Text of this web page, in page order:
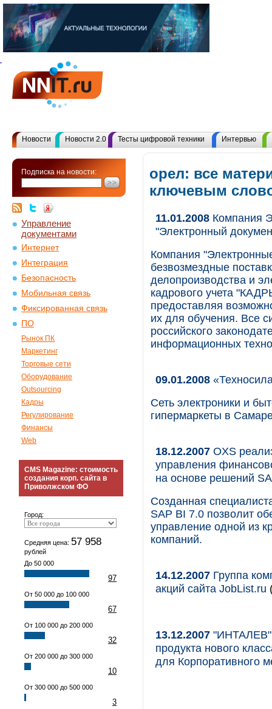
Новости Новости 2.0 Тесты цифровой техники Интервью
Подписка на новости:
Управление
документами
Интернет
Интеграция
Безопасность
Мобильная связь
Фиксированная связь
ПО
Рынок ПК
Маркетинг
Торговые сети
Оборудование
Outsourcing
Кадры
Регулирование
Финансы
Web
CMS Magazine: стоимость
создания корп. сайта в
Приволжском ФО
Город:
Средняя цена: 57 958
рублей
До 50 000
97
От 50 000 до 100 000
67
От 100 000 до 200 000
32
От 200 000 до 300 000
10
От 300 000 до 500 000
3
орел: все
ключевым
11.01.2008 Компания
"Электронный
Компания
безвозмездные
делопроизводства и
кадрового учета
предоставляя
их для обучения. Все
российского
информационных
09.01.2008
Сеть электроники и
гипермаркеты в
18.12.2007 OXS
управления
на основе решений
Созданная
SAP BI 7.0 позволит
управление одной из
компаний.
14.12.2007 Группа
акций сайта JobList.ru
13.12.2007 "ИНТАЛЕВ"
продукта нового
для Корпоративного